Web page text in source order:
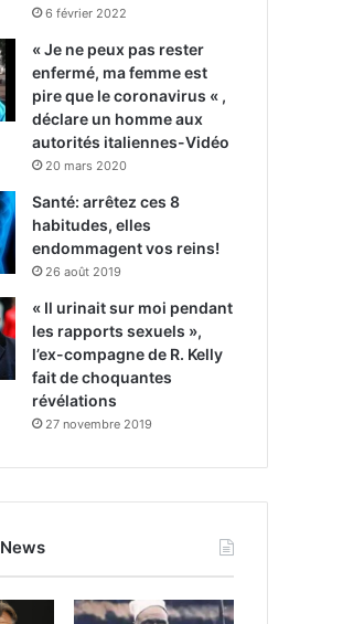
6 février 2022
« Je ne peux pas rester
enfermé, ma femme est
pire que le coronavirus « ,
déclare un homme aux
autorités italiennes-Vidéo
20 mars 2020
Santé: arrêtez ces 8
habitudes, elles
endommagent vos reins!
26 août 2019
« Il urinait sur moi pendant
les rapports sexuels »,
l’ex-compagne de R. Kelly
fait de choquantes
révélations
27 novembre 2019